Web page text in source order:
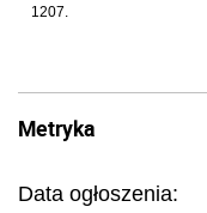
1207.
Metryka
Data ogłoszenia: